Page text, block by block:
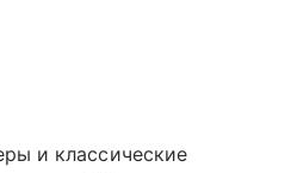
и классические